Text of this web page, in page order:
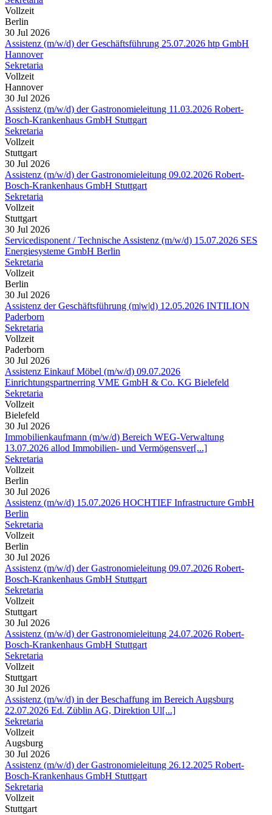
Vollzeit
Berlin
30 Jul 2026
Assistenz (m/w/d) der Geschäftsführung 25.07.2026 htp GmbH
Hannover
Sekretaria
Vollzeit
Hannover
30 Jul 2026
Assistenz (m/w/d) der Gastronomieleitung 11.03.2026 Robert-
Bosch-Krankenhaus GmbH Stuttgart
Sekretaria
Vollzeit
Stuttgart
30 Jul 2026
Assistenz (m/w/d) der Gastronomieleitung 09.02.2026 Robert-
Bosch-Krankenhaus GmbH Stuttgart
Sekretaria
Vollzeit
Stuttgart
30 Jul 2026
Servicedisponent / Technische Assistenz (m/w/d) 15.07.2026 SES
Energiesysteme GmbH Berlin
Sekretaria
Vollzeit
Berlin
30 Jul 2026
Assistenz der Geschäftsführung (m|w|d) 12.05.2026 INTILION
Paderborn
Sekretaria
Vollzeit
Paderborn
30 Jul 2026
Assistenz Einkauf Möbel (m/w/d) 09.07.2026
Einrichtungspartnerring VME GmbH & Co. KG Bielefeld
Sekretaria
Vollzeit
Bielefeld
30 Jul 2026
Immobilienkaufmann (m/w/d) Bereich WEG-Verwaltung
13.07.2026 allod Immobilien- und Vermögensver[...]
Sekretaria
Vollzeit
Berlin
30 Jul 2026
Assistenz (m/w/d) 15.07.2026 HOCHTIEF Infrastructure GmbH
Berlin
Sekretaria
Vollzeit
Berlin
30 Jul 2026
Assistenz (m/w/d) der Gastronomieleitung 09.07.2026 Robert-
Bosch-Krankenhaus GmbH Stuttgart
Sekretaria
Vollzeit
Stuttgart
30 Jul 2026
Assistenz (m/w/d) der Gastronomieleitung 24.07.2026 Robert-
Bosch-Krankenhaus GmbH Stuttgart
Sekretaria
Vollzeit
Stuttgart
30 Jul 2026
Assistenz (m/w/d) in der Beschaffung im Bereich Augsburg
22.07.2026 Ed. Züblin AG, Direktion Ul[...]
Sekretaria
Vollzeit
Augsburg
30 Jul 2026
Assistenz (m/w/d) der Gastronomieleitung 26.12.2025 Robert-
Bosch-Krankenhaus GmbH Stuttgart
Sekretaria
Vollzeit
Stuttgart